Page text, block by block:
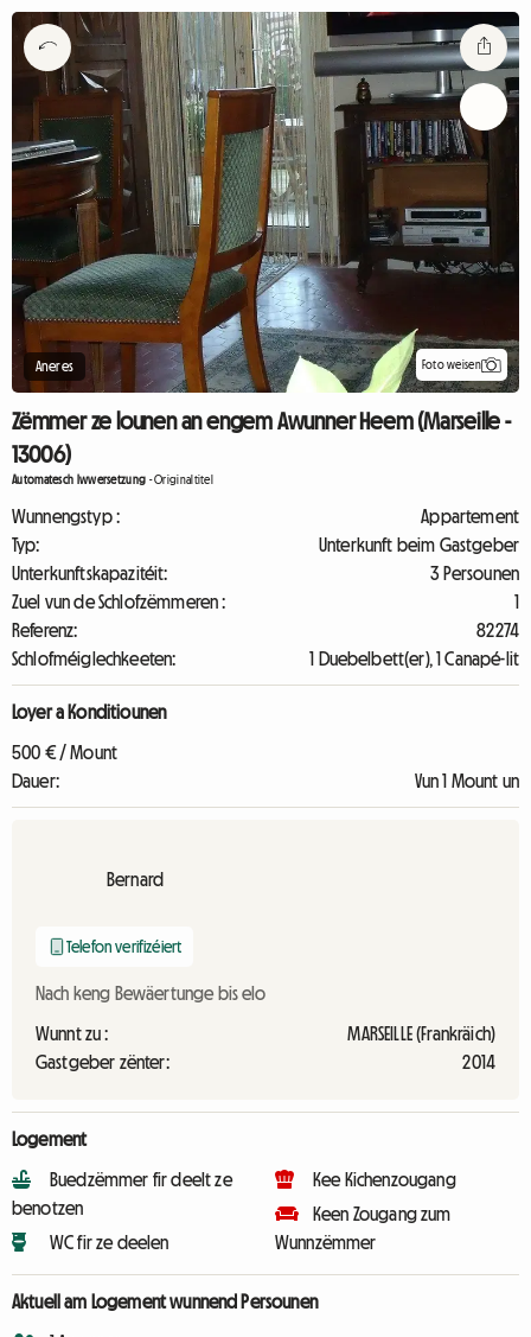
Aneres Foto weisen
Zëmmer ze lounen an engem Awunner Heem (Marseille -
13006)
Automatesch Iwwersetzung -Originaltitel
Wunnengstyp :
Appartement
Typ:
Unterkunft beim Gastgeber
Unterkunftskapazitéit:
3 Persounen
Zuel vun de Schlofzëmmeren :
1
Referenz:
82274
Schlofméiglechkeeten:
1 Duebelbett(er), 1 Canapé-lit
Loyer a Konditiounen
500 € / Mount
Dauer:
Vun 1 Mount un
Bernard
Telefon verifizéiert
Nach keng Bewäertunge bis elo
Wunnt zu :
MARSEILLE (Frankräich)
Gastgeber zënter:
2014
Logement
Buedzëmmer fir deelt ze
benotzen
WC fir ze deelen
Kee Kichenzougang
Keen Zougang zum
Wunnzëmmer
Aktuell am Logement wunnend Persounen